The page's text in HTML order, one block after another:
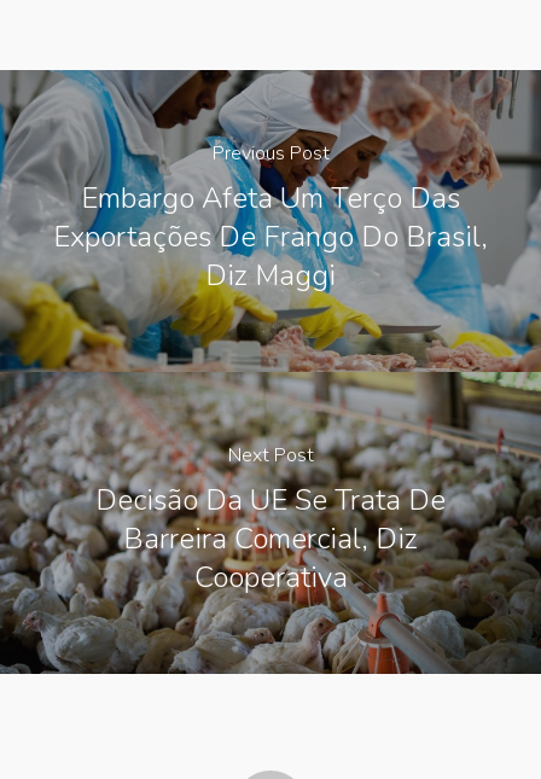
Previous Post
Embargo Afeta Um Terço Das
Exportações De Frango Do Brasil,
Diz Maggi
Next Post
Decisão Da UE Se Trata De
Barreira Comercial, Diz
Cooperativa